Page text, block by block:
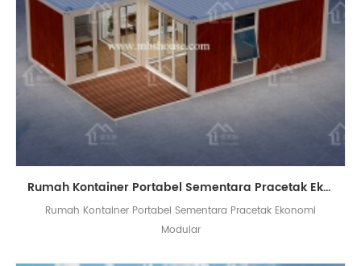
Rumah Kontainer Portabel Sementara Pracetak Ekonomi Modular
Rumah Kontainer Portabel Sementara Pracetak Ekonomi
Modular